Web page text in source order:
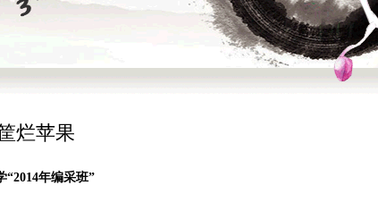
烂苹果
“2014年编采班”